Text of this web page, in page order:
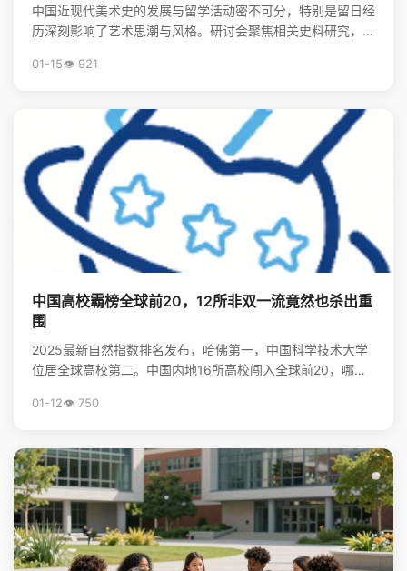
中国近现代美术史的发展与留学活动密不可分，特别是留日经
历深刻影响了艺术思潮与风格。研讨会聚焦相关史料研究，揭
01-15👁️ 921
中国高校霸榜全球前20，12所非双一流竟然也杀出重
围
2025最新自然指数排名发布，哈佛第一，中国科学技术大学
位居全球高校第二。中国内地16所高校闯入全球前20，哪些
01-12👁️ 750